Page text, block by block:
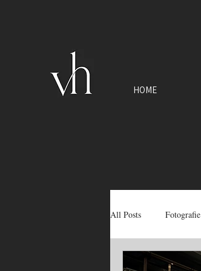
HOME
All Posts Fotografie
vastrgoedfotograaf